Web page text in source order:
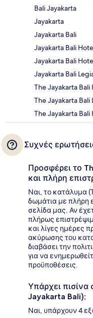
Bali Jayakarta
Jayakarta
Jayakarta Bali
Jayakarta Bali
Jayakarta Bali
Jayakarta Bali
The Jayakarta Bali
The Jayakarta Bali
The Jayakarta Bali
Συχνές
Προσφέρει το
και πλήρη
Ναι, το κατάλυμα
δωμάτια με πλήρη
σελίδα μας. Αν
πλήρως
και λίγες ημέρες
ακύρωσης του
διαβάσει την
για να
προϋποθέσεις.
Υπάρχει πισίνα
Jayakarta Bali);
Ναι, υπάρχουν 4